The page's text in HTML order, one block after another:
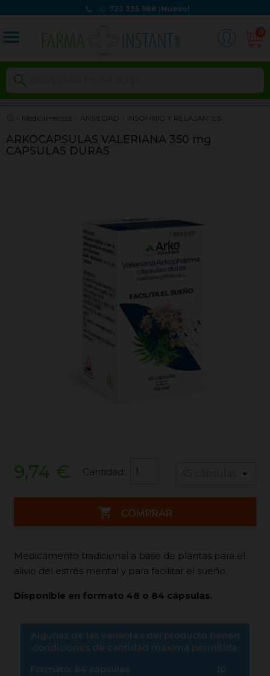
722 335 988 ¡Nuevo!
menu 0

Medicamentos ANSIEDAD INSOMNIO Y RELAJANTES
ARKOCAPSULAS VALERIANA 350 mg
CAPSULAS DURAS
9,74 € Cantidad:
 COMPRAR
Medicamento tradicional a base de plantas para el
alivio del estrés mental y para facilitar el sueño.
Disponible en formato 48 o 84 cápsulas.
Algunas de las variantes del producto tienen
condiciones de cantidad máxima permitida
Formato: 84 cápsulas
10